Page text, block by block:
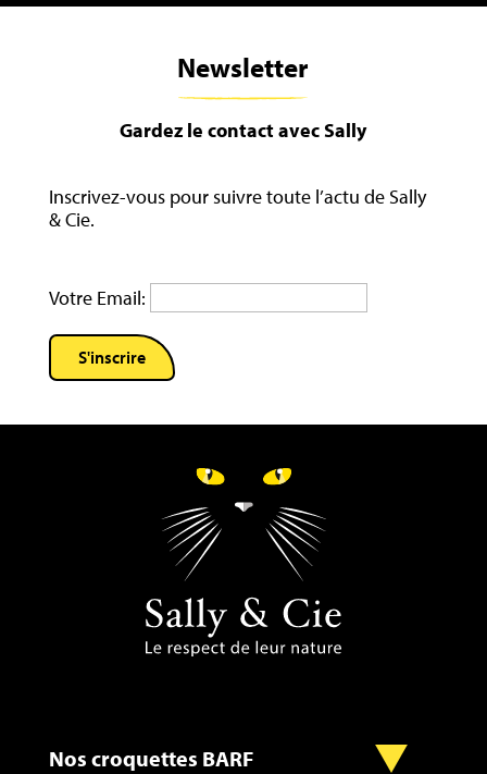
Newsletter
Gardez le contact avec Sally
Inscrivez-vous pour suivre toute l’actu de Sally
& Cie.
Votre Email:
Nos croquettes BARF